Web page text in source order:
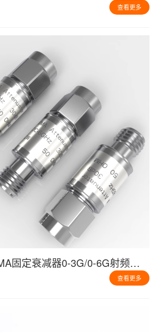
查看更多
武汉小功率SMA固定衰减器0-3G/0-6G射频专用
查看更多